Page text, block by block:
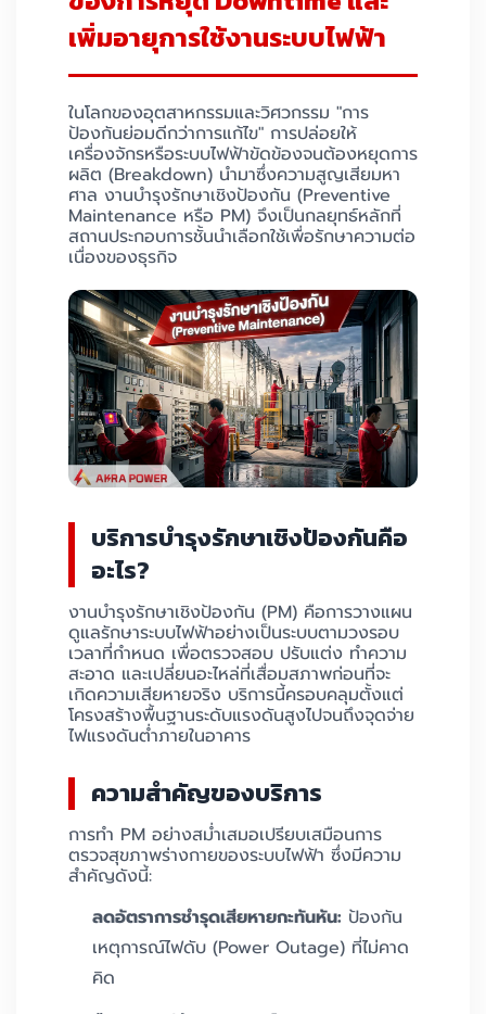
เพิ่มอายุการใช้งานระบบไฟฟ้า
ในโลกของอุตสาหกรรมและวิศวกรรม "การ
ป้องกันย่อมดีกว่าการแก้ไข" การปล่อยให้
เครื่องจักรหรือระบบไฟฟ้าขัดข้องจนต้องหยุดการ
ผลิต (Breakdown) นำมาซึ่งความสูญเสียมหา
ศาล งานบำรุงรักษาเชิงป้องกัน (Preventive
Maintenance หรือ PM) จึงเป็นกลยุทธ์หลักที่
สถานประกอบการชั้นนำเลือกใช้เพื่อรักษาความต่อ
เนื่องของธุรกิจ
บริการบำรุงรักษาเชิงป้องกันคือ
อะไร?
งานบำรุงรักษาเชิงป้องกัน (PM) คือการวางแผน
ดูแลรักษาระบบไฟฟ้าอย่างเป็นระบบตามวงรอบ
เวลาที่กำหนด เพื่อตรวจสอบ ปรับแต่ง ทำความ
สะอาด และเปลี่ยนอะไหล่ที่เสื่อมสภาพก่อนที่จะ
เกิดความเสียหายจริง บริการนี้ครอบคลุมตั้งแต่
โครงสร้างพื้นฐานระดับแรงดันสูงไปจนถึงจุดจ่าย
ไฟแรงดันต่ำภายในอาคาร
ความสำคัญของบริการ
การทำ PM อย่างสม่ำเสมอเปรียบเสมือนการ
ตรวจสุขภาพร่างกายของระบบไฟฟ้า ซึ่งมีความ
สำคัญดังนี้:
ลดอัตราการชำรุดเสียหายกะทันหัน: ป้องกัน
เหตุการณ์ไฟดับ (Power Outage) ที่ไม่คาด
คิด